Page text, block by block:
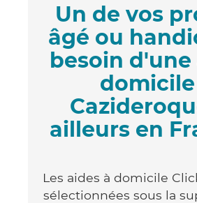
Un de vos
âgé ou
besoin d'une
domicile
ailleurs en
Les aides à domicile
sélectionnées sous la